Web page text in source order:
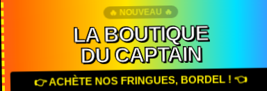
🔥 NOUVEAU 🔥
LA BOUTIQUE
DU CAPTAIN
👉 ACHÈTE NOS FRINGUES, BORDEL ! 👈